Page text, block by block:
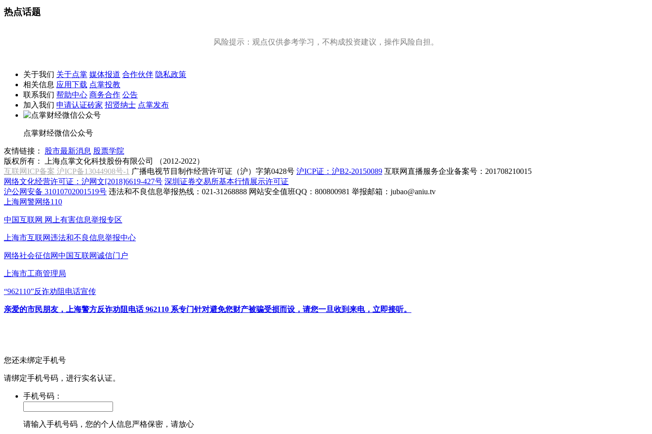
热点话题
风险提示：观点仅供参考学习，不构成投资建议，操作风险自担。
关于我们 关于点掌 媒体报道 合作伙伴 隐私政策
相关信息 应用下载 点掌投教
联系我们 帮助中心 商务合作 公告
加入我们 申请认证砖家 招贤纳士 点掌发布
点掌财经微信公众号
友情链接： 股市最新消息 股票学院
版权所有：
上海点掌文化科技股份有限公司 （2012-2022）
互联网ICP备案 沪ICP备13044908号-1 广播电视节目制作经营许可证（沪）字第0428号 沪ICP证：沪B2-20150089 互联网直播服务企业备案号：201708210015
网络文化经营许可证：沪网文[2018]6619-427号 深圳证券交易所基本行情展示许可证
沪公网安备 31010702001519号 违法和不良信息举报热线：021-31268888 网站安全值班QQ：800800981 举报邮箱： jubao@aniu.tv
上海网警网络110
中国互联网 网上有害信息举报专区
上海市互联网违法和不良信息举报中心
网络社会征信网中国互联网诚信门户
上海市工商管理局
“962110”反诈劝阻电话宣传
亲爱的市民朋友，上海警方反诈劝阻电话 962110 系专门针对避免您财产被骗受损而设，请您一旦收到来电，立即接听。
您还未绑定手机号
请绑定手机号码，进行实名认证。
手机号码：
请输入手机号码，您的个人信息严格保密，请放心